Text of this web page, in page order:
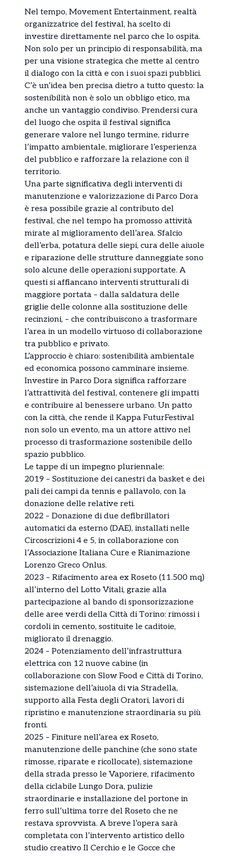
Nel tempo, Movement Entertainment, realtà
organizzatrice del festival, ha scelto di
investire direttamente nel parco che lo ospita.
Non solo per un principio di responsabilità, ma
per una visione strategica che mette al centro
il dialogo con la città e con i suoi spazi pubblici.
C’è un’idea ben precisa dietro a tutto questo: la
sostenibilità non è solo un obbligo etico, ma
anche un vantaggio condiviso. Prendersi cura
del luogo che ospita il festival significa
generare valore nel lungo termine, ridurre
l’impatto ambientale, migliorare l’esperienza
del pubblico e rafforzare la relazione con il
territorio.
Una parte significativa degli interventi di
manutenzione e valorizzazione di Parco Dora
è resa possibile grazie al contributo del
festival, che nel tempo ha promosso attività
mirate al miglioramento dell’area. Sfalcio
dell’erba, potatura delle siepi, cura delle aiuole
e riparazione delle strutture danneggiate sono
solo alcune delle operazioni supportate. A
questi si affiancano interventi strutturali di
maggiore portata – dalla saldatura delle
griglie delle colonne alla sostituzione delle
recinzioni, – che contribuiscono a trasformare
l’area in un modello virtuoso di collaborazione
tra pubblico e privato.
L’approccio è chiaro: sostenibilità ambientale
ed economica possono camminare insieme.
Investire in Parco Dora significa rafforzare
l’attrattività del festival, contenere gli impatti
e contribuire al benessere urbano. Un patto
con la città, che rende il Kappa FuturFestival
non solo un evento, ma un attore attivo nel
processo di trasformazione sostenibile dello
spazio pubblico.
Le tappe di un impegno pluriennale:
2019 – Sostituzione dei canestri da basket e dei
pali dei campi da tennis e pallavolo, con la
donazione delle relative reti.
2022 – Donazione di due defibrillatori
automatici da esterno (DAE), installati nelle
Circoscrizioni 4 e 5, in collaborazione con
l’Associazione Italiana Cure e Rianimazione
Lorenzo Greco Onlus.
2023 – Rifacimento area ex Roseto (11.500 mq)
all’interno del Lotto Vitali, grazie alla
partecipazione al bando di sponsorizzazione
delle aree verdi della Città di Torino: rimossi i
cordoli in cemento, sostituite le caditoie,
migliorato il drenaggio.
2024 – Potenziamento dell’infrastruttura
elettrica con 12 nuove cabine (in
collaborazione con Slow Food e Città di Torino,
sistemazione dell’aiuola di via Stradella,
supporto alla Festa degli Oratori, lavori di
ripristino e manutenzione straordinaria su più
fronti.
2025 – Finiture nell’area ex Roseto,
manutenzione delle panchine (che sono state
rimosse, riparate e ricollocate), sistemazione
della strada presso le Vaporiere, rifacimento
della ciclabile Lungo Dora, pulizie
straordinarie e installazione del portone in
ferro sull’ultima torre del Roseto che ne
restava sprovvista. A breve l’opera sarà
completata con l’intervento artistico dello
studio creativo Il Cerchio e le Gocce che